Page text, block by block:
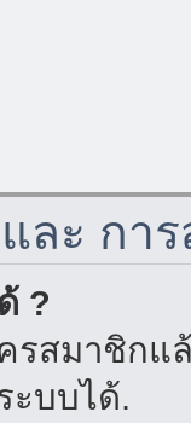
ละ กา
?
สมาชิกแ
ะบบได้.